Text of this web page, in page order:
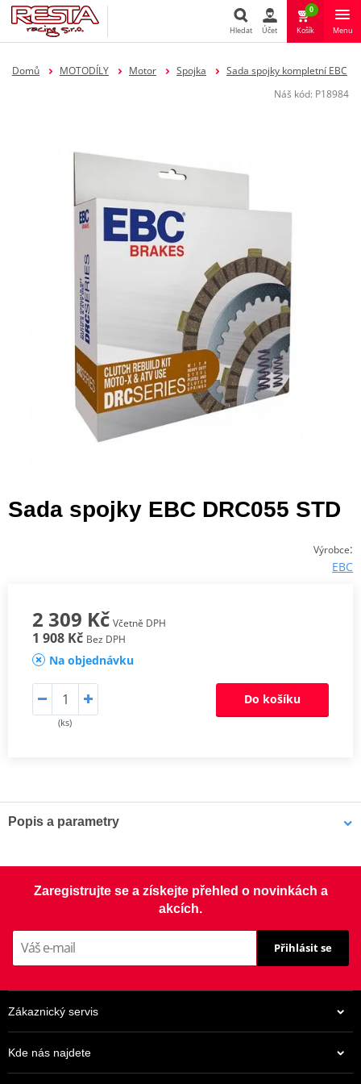
Hledat
Hledat Účet
0
Košík Menu
Domů MOTODÍLY Motor Spojka
Sada spojky kompletní EBC
Náš kód: P18984
Sada spojky EBC DRC055 STD
Výrobce:
EBC
2 309 Kč Včetně DPH
1 908 Kč Bez DPH
Na objednávku
(ks)
Do košíku
Popis a parametry
Kompletní sada standardních třecích i ocelových unášecích lamel
pro offroad (motocross, enduro a ATV), včetně zesílených
Zaregistrujte se a získejte přehled o novinkách a
akcích.
Přihlásit se
Zákaznický servis
Kde nás najdete